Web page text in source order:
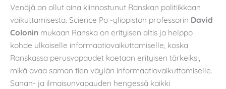
Venäjä on ollut aina kiinnostunut Ranskan politiikkaan
vaikuttamisesta. Science Po -yliopiston professorin David
Colonin mukaan Ranska on erityisen altis ja helppo
kohde ulkoiselle informaatiovaikuttamiselle, koska
Ranskassa perusvapaudet koetaan erityisen tärkeiksi,
mikä avaa saman tien väylän informaatiovaikuttamiselle.
Sanan- ja ilmaisunvapauden hengessä kaikki